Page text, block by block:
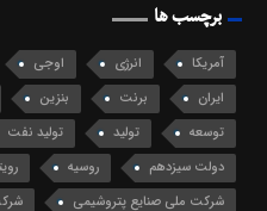
برچسب ها
آمریکا انرژی اوجی
ایران
برنت بنزین
توسعه
تولید تولید نفت
دولت سیزدهم
روسیه
شرکت ملی صنایع پتروشیمی